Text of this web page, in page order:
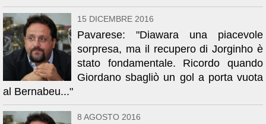
15 DICEMBRE 2016
Pavarese: "Diawara una piacevole
sorpresa, ma il recupero di Jorginho è
stato fondamentale. Ricordo quando
Giordano sbagliò un gol a porta vuota
al Bernabeu..."
8 AGOSTO 2016